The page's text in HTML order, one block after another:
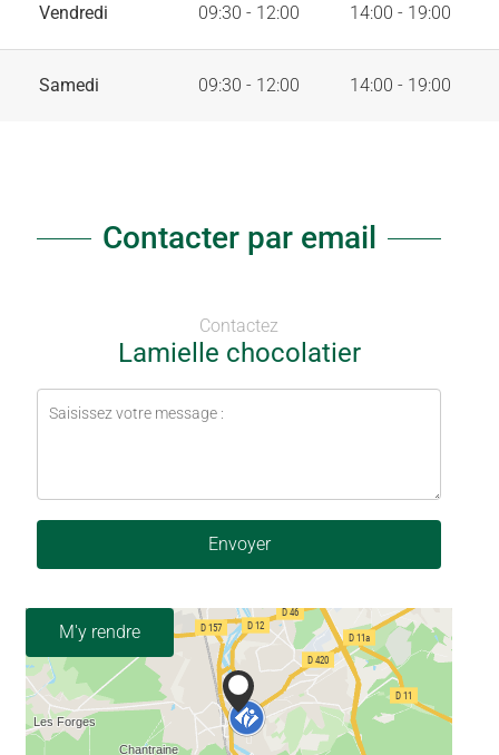
Vendredi 09:30 - 12:00 14:00 - 19:00
Samedi 09:30 - 12:00 14:00 - 19:00
Contacter par email
Contactez
Lamielle chocolatier
Envoyer
M'y rendre